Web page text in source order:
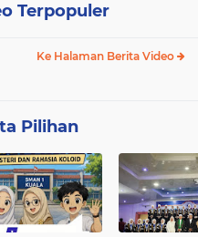
Terpopuler
Ke Halaman Berita Video
Pilihan